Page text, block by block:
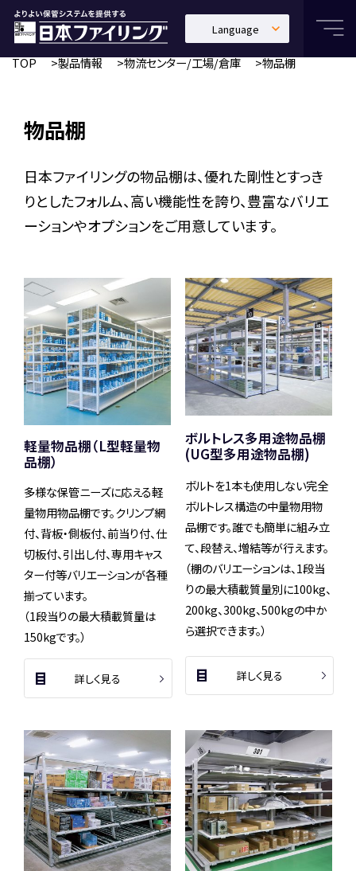
Language
日本語
TOP 製品情報 物流センター/工場/倉庫 物品棚
物品棚
日本ファイリングの物品棚は、優れた剛性とすっき
りとしたフォルム、高い機能性を誇り、豊富なバリエ
ーションやオプションをご用意しています。
軽量物品棚（L型軽量物
品棚）
多様な保管ニーズに応える軽
量物用物品棚です。クリンプ網
付、背板・側板付、前当り付、仕
切板付、引出し付、専用キャス
ター付等バリエーションが各種
揃っています。
（1段当りの最大積載質量は
150kgです。）
詳しく見る
ボルトレス多用途物品棚
(UG型多用途物品棚)
ボルトを1本も使用しない完全
ボルトレス構造の中量物用物
品棚です。誰でも簡単に組み立
て、段替え、増結等が行えます。
（棚のバリエーションは、1段当
りの最大積載質量別に100kg、
200kg、300kg、500kgの中か
ら選択できます。）
詳しく見る